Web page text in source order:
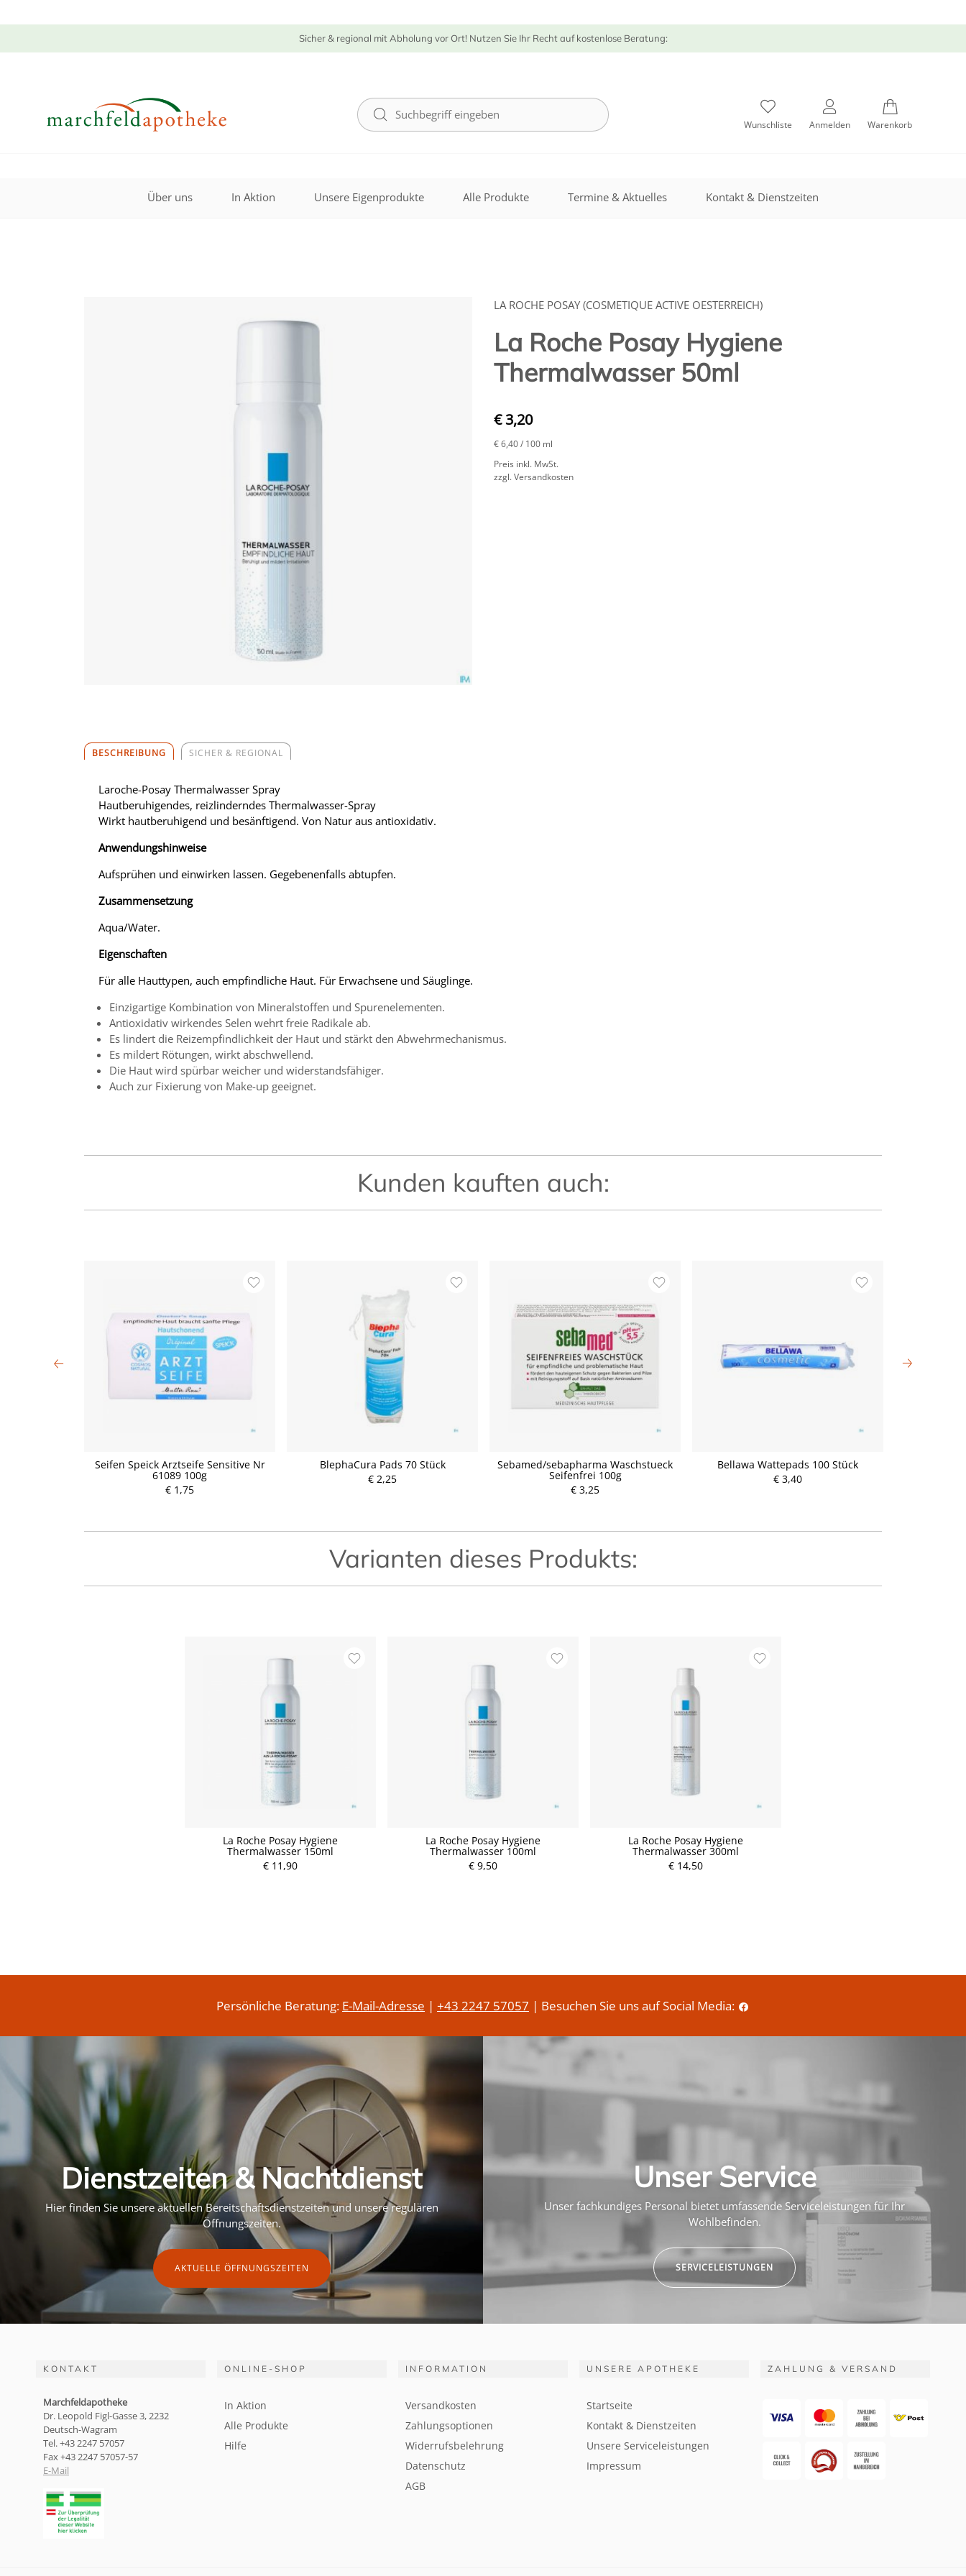
Sicher & regional mit Abholung vor Ort! Nutzen Sie Ihr Recht auf kostenlose Beratung:
Wunschliste Anmelden Warenkorb
Über uns In Aktion Unsere Eigenprodukte Alle Produkte Termine & Aktuelles Kontakt & Dienstzeiten
LA ROCHE POSAY (COSMETIQUE ACTIVE OESTERREICH)
La Roche Posay Hygiene
Thermalwasser 50ml
€ 3,20
€ 6,40/ 100 ml
Preis inkl. MwSt.
zzgl. Versandkosten
BESCHREIBUNG SICHER & REGIONAL
Laroche-Posay Thermalwasser Spray
Hautberuhigendes, reizlinderndes Thermalwasser-Spray
Wirkt hautberuhigend und besänftigend. Von Natur aus antioxidativ.
Anwendungshinweise
Aufsprühen und einwirken lassen. Gegebenenfalls abtupfen.
Zusammensetzung
Aqua/Water.
Eigenschaften
Für alle Hauttypen, auch empfindliche Haut. Für Erwachsene und Säuglinge.
Einzigartige Kombination von Mineralstoffen und Spurenelementen.
Antioxidativ wirkendes Selen wehrt freie Radikale ab.
Es lindert die Reizempfindlichkeit der Haut und stärkt den Abwehrmechanismus.
Es mildert Rötungen, wirkt abschwellend.
Die Haut wird spürbar weicher und widerstandsfähiger.
Auch zur Fixierung von Make-up geeignet.
Kunden kauften auch:
Seifen Speick Arztseife Sensitive Nr
61089 100g
€ 1,75
BlephaCura Pads 70 Stück
€ 2,25
Sebamed/sebapharma Waschstueck
Seifenfrei 100g
€ 3,25
Bellawa Wattepads 100 Stück
€ 3,40
P
r
s
P
r
P
Varianten dieses Produkts:
La Roche Posay Hygiene
Thermalwasser 150ml
€ 11,90
La Roche Posay Hygiene
Thermalwasser 100ml
€ 9,50
La Roche Posay Hygiene
Thermalwasser 300ml
€ 14,50
Persönliche Beratung: E-Mail-Adresse | +43 2247 57057 | Besuchen Sie uns auf Social Media:
Dienstzeiten & Nachtdienst
Hier finden Sie unsere aktuellen Bereitschaftsdienstzeiten und unsere regulären
Öffnungszeiten.
AKTUELLE ÖFFNUNGSZEITEN
Unser Service
Unser fachkundiges Personal bietet umfassende Serviceleistungen für Ihr
Wohlbefinden.
SERVICELEISTUNGEN
KONTAKT
Marchfeldapotheke
Dr. Leopold Figl-Gasse 3, 2232
Deutsch-Wagram
Tel. +43 2247 57057
Fax +43 2247 57057-57
E-Mail
ONLINE-SHOP
In Aktion
Alle Produkte
Hilfe
INFORMATION
Versandkosten
Zahlungsoptionen
Widerrufsbelehrung
Datenschutz
AGB
UNSERE APOTHEKE
Startseite
Kontakt & Dienstzeiten
Unsere Serviceleistungen
Impressum
ZAHLUNG & VERSAND